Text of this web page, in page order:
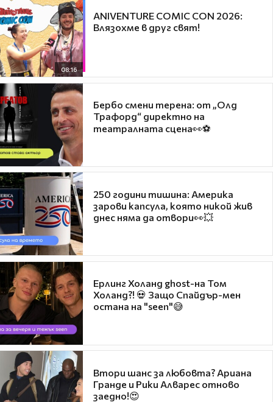
08:16
ANIVENTURE COMIC CON 2026:
Влязохме в друг свят!
Бербо смени терена: от „Олд
Трафорд“ директно на
театралната сцена👀⚽
250 години тишина: Америка
зарови капсула, която никой жив
днес няма да отвори👀💥
Ерлинг Холанд ghost-на Том
Холанд?! 💀 Защо Спайдър-мен
остана на "seen"😅
Втори шанс за любовта? Ариана
Гранде и Рики Алварес отново
заедно!😍